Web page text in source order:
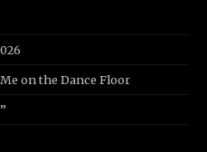
on the Dance Floor